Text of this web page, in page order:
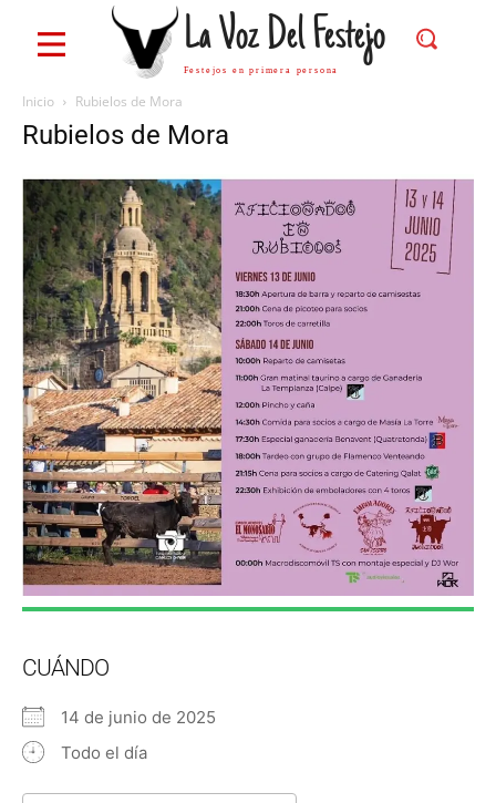
La Voz Del Festejo
Festejos en primera persona
Inicio Rubielos de Mora
Rubielos de Mora
CUÁNDO
14 de junio de 2025
Todo el día